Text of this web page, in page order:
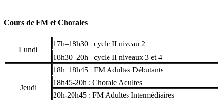
Cours de FM et Chorales
Lundi
17h–18h30 : cycle II niveau 2
18h30–20h : cycle II niveaux 3 et 4
Jeudi
18h–18h45 : FM Adultes Débutants
18h45-20h : Chorale Adultes
20h-20h45 : FM Adultes Intermédiaires